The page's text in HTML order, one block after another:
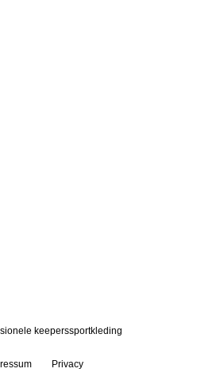
keeperssportkleding
Privacy